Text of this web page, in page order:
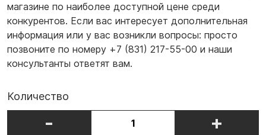
магазине по наиболее доступной цене среди
конкурентов. Если вас интересует дополнительная
информация или у вас возникли вопросы: просто
позвоните по номеру +7 (831) 217-55-00 и наши
консультанты ответят вам.
Количество
- +